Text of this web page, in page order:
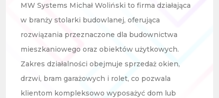
MW Systems Michał Woliński to firma działająca
w branży stolarki budowlanej, oferująca
rozwiązania przeznaczone dla budownictwa
mieszkaniowego oraz obiektów użytkowych.
Zakres działalności obejmuje sprzedaż okien,
drzwi, bram garażowych i rolet, co pozwala
klientom kompleksowo wyposażyć dom lub